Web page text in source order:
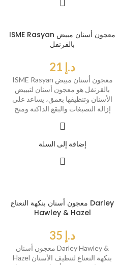
ISME Rasyan معجون أسنان مبيض
بالقرنفل
د.إ
ISME Rasyan معجون أسنان مبيض
بالقرنفل هو معجون أسنان لتبييض
الأسنان وتنظيفها بعمق، يساعد على
إزالة التصبغات والبقع الداكنة ومنح
إضافة إلى السلة
معجون أسنان بنكهة النعناع Darley
Hawley & Hazel
د.إ
معجون أسنان Darley Hawley &
Hazel بنكهة النعناع لتنظيف الأسنان